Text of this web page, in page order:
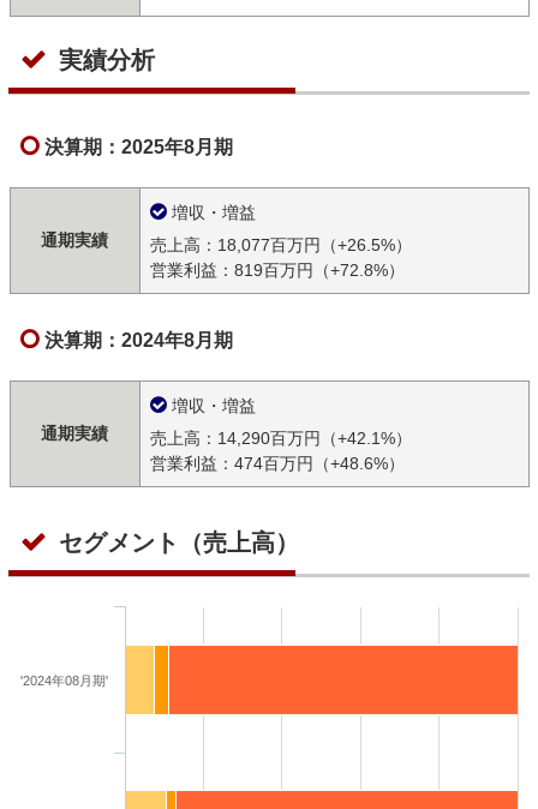
実績分析
決算期：2025年8月期
通期実績
増収・増益
売上高：18,077百万円（+26.5%）
営業利益：819百万円（+72.8%）
決算期：2024年8月期
通期実績
増収・増益
売上高：14,290百万円（+42.1%）
営業利益：474百万円（+48.6%）
セグメント（売上高）
'2024年08月期'